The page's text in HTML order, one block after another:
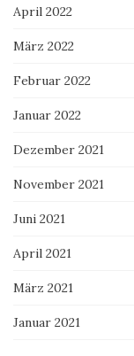
April 2022
März 2022
Februar 2022
Januar 2022
Dezember 2021
November 2021
Juni 2021
April 2021
März 2021
Januar 2021